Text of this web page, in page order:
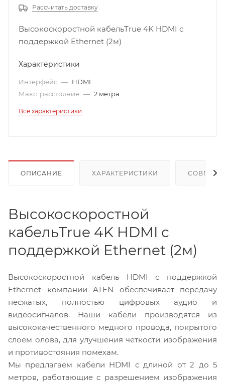
Рассчитать доставку
Высокоскоростной кабельTrue 4K HDMI с
поддержкой Ethernet (2м)
Характеристики
Интерфейс — HDMI
Макс. расстояние — 2 метра
Все характеристики
ОПИСАНИЕ ХАРАКТЕРИСТИКИ
Высокоскоростной
кабельTrue 4K HDMI с
поддержкой Ethernet (2м)
Высокоскоростной кабель HDMI с поддержкой
Ethernet компании ATEN обеспечивает передачу
несжатых, полностью цифровых аудио и
видеосигналов. Наши кабели производятся из
высококачественного медного провода, покрытого
слоем олова, для улучшения четкости изображения
и противостояния помехам.
Мы предлагаем кабели HDMI с длиной от 2 до 5
метров, работающие с разрешением изображения